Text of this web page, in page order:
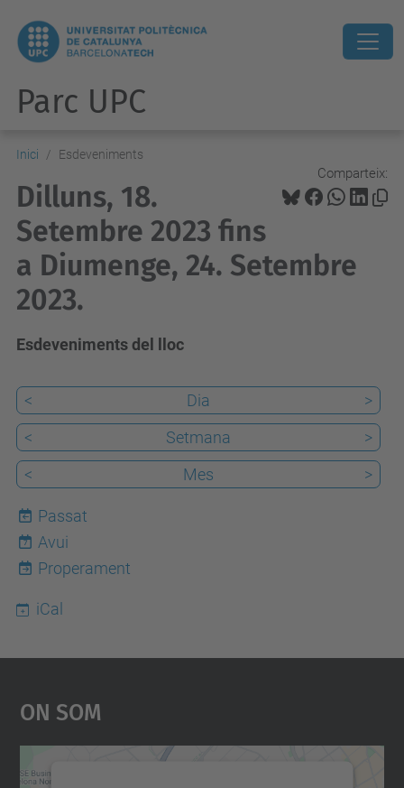
Parc UPC
Inici Esdeveniments
Comparteix:
Dilluns, 18.
Setembre 2023 fins
a Diumenge, 24. Setembre
2023.
Esdeveniments del lloc
< Dia
>
<
Setmana
>
<
Mes >
Passat
7
Avui
Properament
iCal
On Som